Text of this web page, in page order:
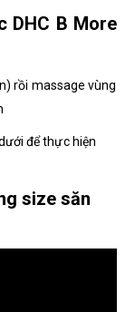
DHC B More
rồi massage vùng
để thực hiện
size săn